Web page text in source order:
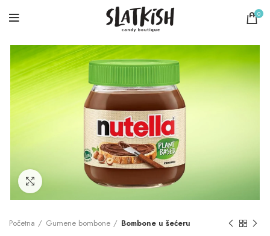
0
Click to enlarge
Početna Gumene bombone Bombone u šećeru